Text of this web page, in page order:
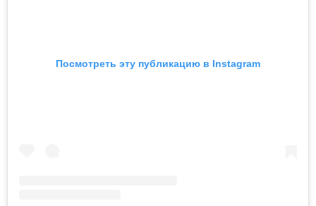
Посмотреть эту публикацию в Instagram